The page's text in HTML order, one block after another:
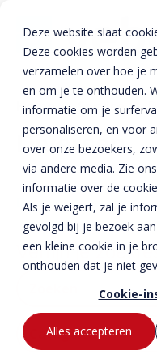
Deze website slaat
Deze cookies worden
verzamelen over hoe je
en om je te onthouden.
informatie om je
personaliseren, en voor
over onze bezoekers,
via andere media. Zie
informatie over de
Als je weigert, zal je
gevolgd bij je bezoek
een kleine cookie in je
onthouden dat je niet
Cookie-
Alles accepteren
Producten
Beton
Betonproducten
Lateien
Spekbanden
Gevelbanden
Raamdorpels
Kozijnkaders
Producten voor
Lateien
Spekbanden
Raamdorpels
Vogelstenen
Staal
Staalproducten
Lateien
Geveldragers
BTE Groep
Onze verhalen
Over ons
Historie
Werken bij Vebo
MVO
Downloads
Certificaten
Contact met Vebo
Offerte aanvragen
Home» Service»
Diversen
Download diverse
Verfijn je
Categorie